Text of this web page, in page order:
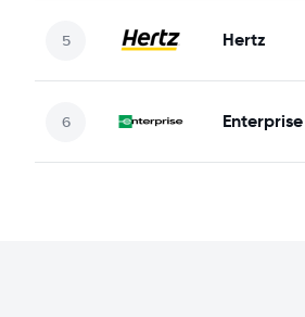
Hertz
Enterprise